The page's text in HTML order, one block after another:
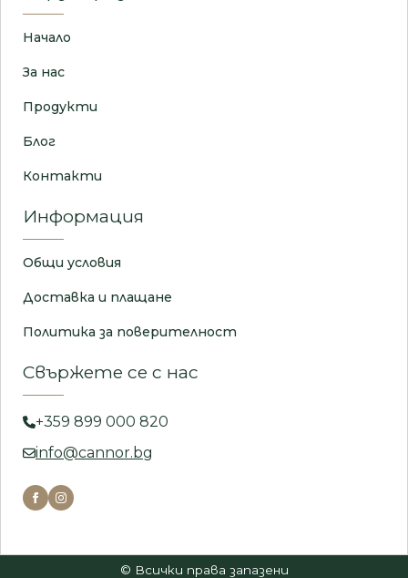
Начало
За нас
Продукти
Блог
Контакти
Информация
Общи условия
Доставка и плащане
Политика за поверителност
Свържете се с нас
+359 899 000 820
info@cannor.bg
© Всички права запазени